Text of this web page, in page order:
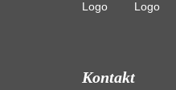
Kontakt